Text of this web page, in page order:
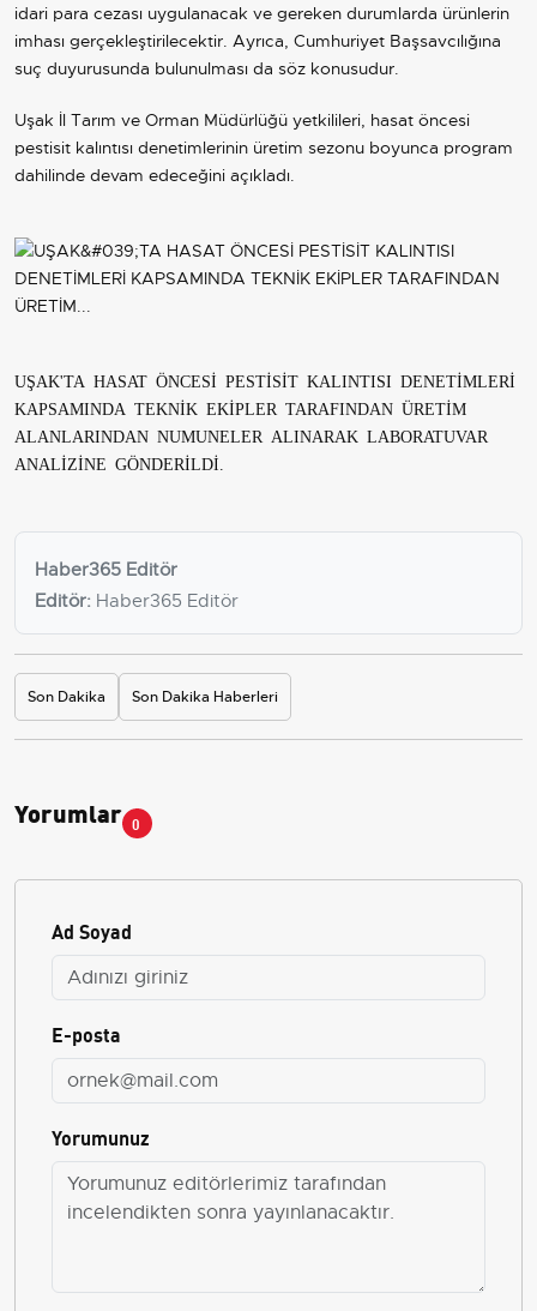
idari para cezası uygulanacak ve gereken durumlarda ürünlerin
imhası gerçekleştirilecektir. Ayrıca, Cumhuriyet Başsavcılığına
suç duyurusunda bulunulması da söz konusudur.
Uşak İl Tarım ve Orman Müdürlüğü yetkilileri, hasat öncesi
pestisit kalıntısı denetimlerinin üretim sezonu boyunca program
dahilinde devam edeceğini açıkladı.
UŞAK'TA HASAT ÖNCESİ PESTİSİT KALINTISI DENETİMLERİ
KAPSAMINDA TEKNİK EKİPLER TARAFINDAN ÜRETİM
ALANLARINDAN NUMUNELER ALINARAK LABORATUVAR
ANALİZİNE GÖNDERİLDİ.
Haber365 Editör
Editör: Haber365 Editör
Son Dakika Son Dakika Haberleri
Yorumlar 0
Ad Soyad
E-posta
Yorumunuz